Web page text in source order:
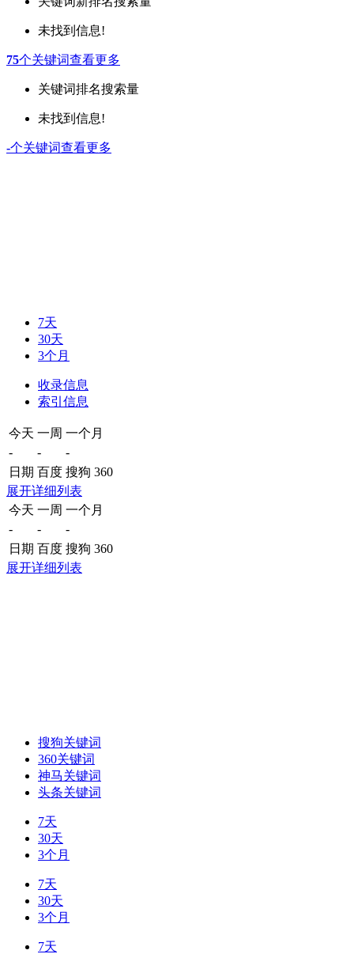
未找到信息!
75个关键词查看更多
关键词排名搜索量
未找到信息!
-个关键词查看更多
7天
30天
3个月
收录信息
索引信息
今天 一周 一个月
-
-
-
日期 百度 搜狗 360
展开详细列表
今天 一周 一个月
-
-
-
日期 百度 搜狗 360
展开详细列表
搜狗关键词
360关键词
神马关键词
头条关键词
7天
30天
3个月
7天
30天
3个月
7天